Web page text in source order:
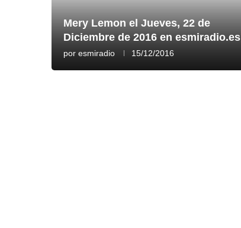
Mery Lemon el Jueves, 22 de
Diciembre de 2016 en esmiradio.es
por esmiradio 15/12/2016